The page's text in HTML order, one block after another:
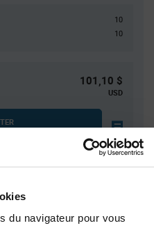
du navigateur pour vous
10
10
101,10 $
USD